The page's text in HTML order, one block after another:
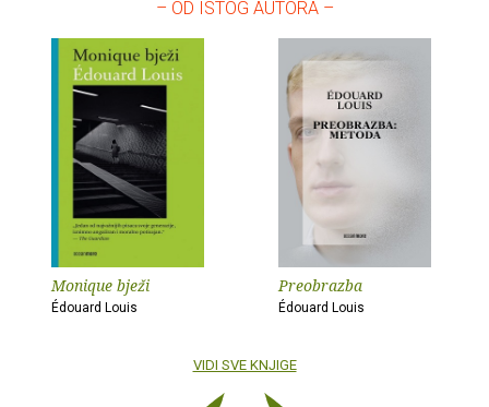
– OD ISTOG AUTORA –
Monique bježi
Édouard Louis
Preobrazba
Édouard Louis
VIDI SVE KNJIGE